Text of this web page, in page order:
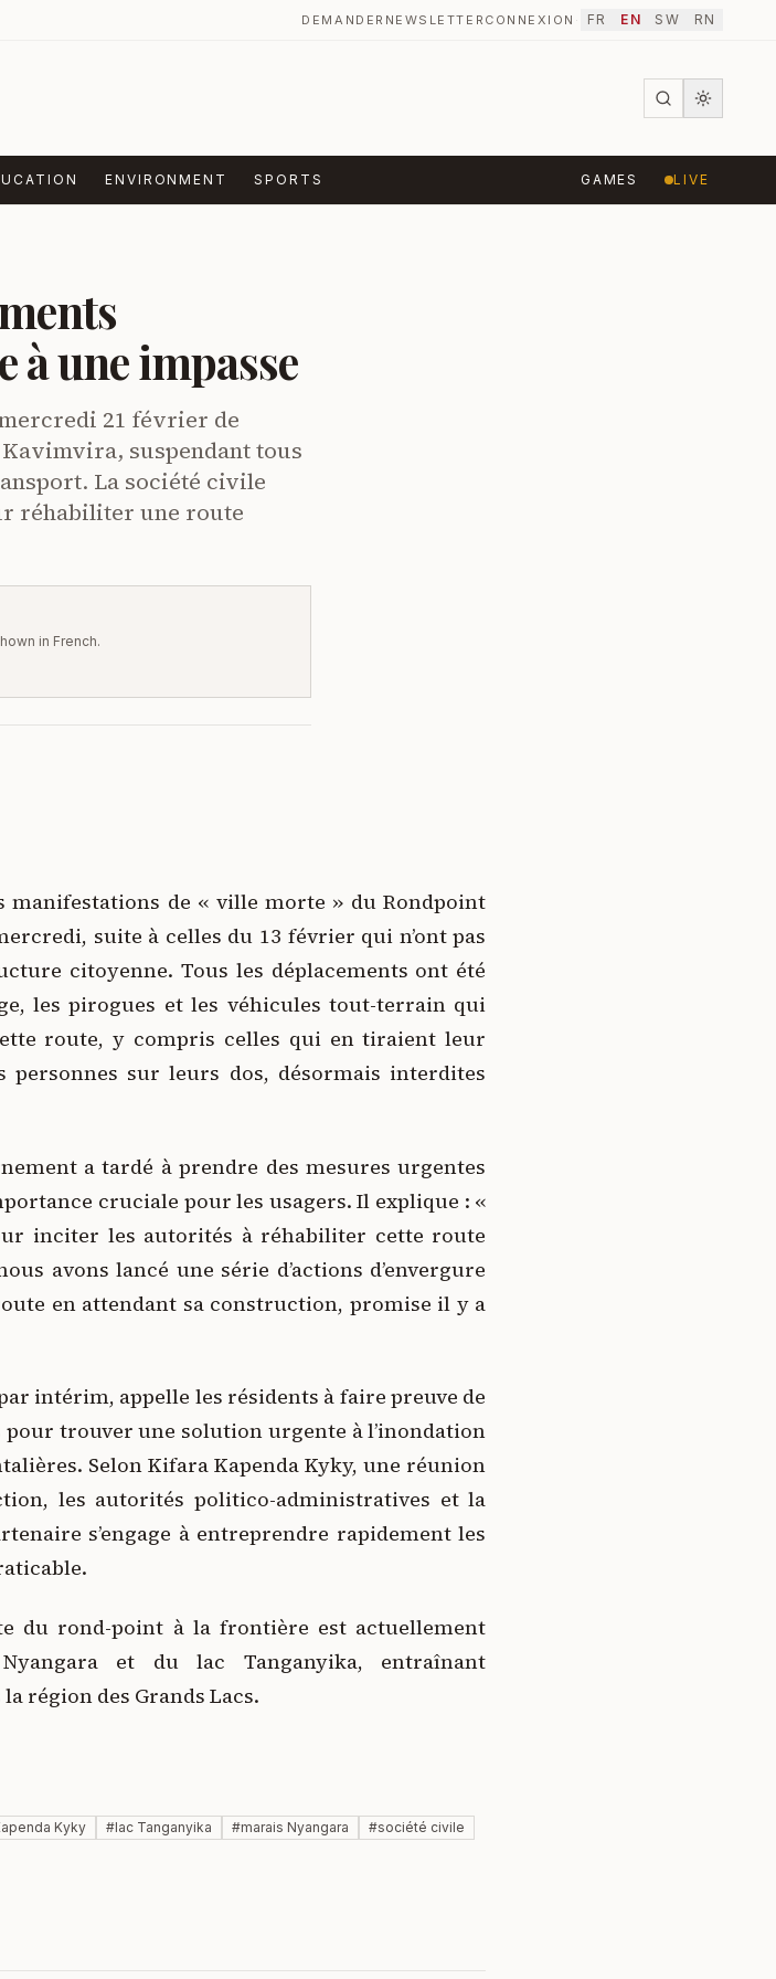
DEMANDER NEWSLETTER CONNEXION · FR EN SW RN
ENVIRONMENT SPORTS GAMES LIVE
à une impasse
21 février de
suspendant tous
La société civile
réhabiliter une route
in French.
manifestations de « ville morte » du Rondpoint
suite à celles du 13 février qui n’ont pas
citoyenne. Tous les déplacements ont été
les pirogues et les véhicules tout-terrain qui
route, y compris celles qui en tiraient leur
sur leurs dos, désormais interdites
a tardé à prendre des mesures urgentes
cruciale pour les usagers. Il explique : «
inciter les autorités à réhabiliter cette route
avons lancé une série d’actions d’envergure
en attendant sa construction, promise il y a
intérim, appelle les résidents à faire preuve de
trouver une solution urgente à l’inondation
Selon Kifara Kapenda Kyky, une réunion
les autorités politico-administratives et la
s’engage à entreprendre rapidement les
du rond-point à la frontière est actuellement
et du lac Tanganyika, entraînant
région des Grands Lacs.
Kyky #lac Tanganyika #marais Nyangara #société civile